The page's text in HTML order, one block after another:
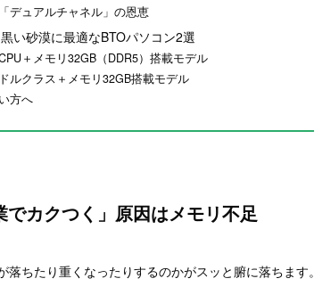
デュアルチャネル」の恩恵
い砂漠に最適なBTOパソコン2選
＋メモリ32GB（DDR5）搭載モデル
ルクラス＋メモリ32GB搭載モデル
方へ
でカクつく」原因はメモリ不足
ちたり重くなったりするのかがスッと腑に落ちます。